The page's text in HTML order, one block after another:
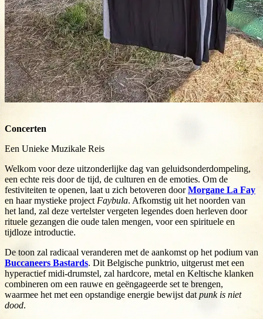
Concerten
Een Unieke Muzikale Reis
Welkom voor deze uitzonderlijke dag van geluidsonderdompeling,
een echte reis door de tijd, de culturen en de emoties. Om de
festiviteiten te openen, laat u zich betoveren doorMorgane La Fay
en haar mystieke project Faybula. Afkomstig uit het noorden van
het land, zal deze vertelster vergeten legendes doen herleven door
rituele gezangen die oude talen mengen, voor een spirituele en
tijdloze introductie.
De toon zal radicaal veranderen met de aankomst op het podium van
Buccaneers Bastards. Dit Belgische punktrio, uitgerust met een
hyperactief midi-drumstel, zal hardcore, metal en Keltische klanken
combineren om een rauwe en geëngageerde set te brengen,
waarmee het met een opstandige energie bewijst dat punk is niet
dood.